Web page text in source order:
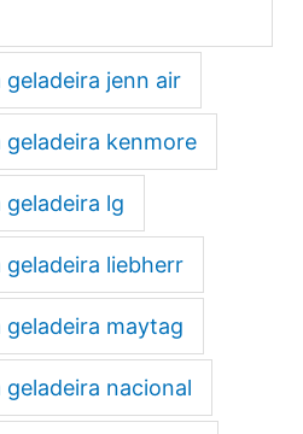
jenn air
kenmore
lg
liebherr
maytag
nacional